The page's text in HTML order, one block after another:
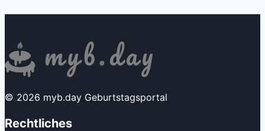
© 2026 myb.day Geburtstagsportal
Rechtliches